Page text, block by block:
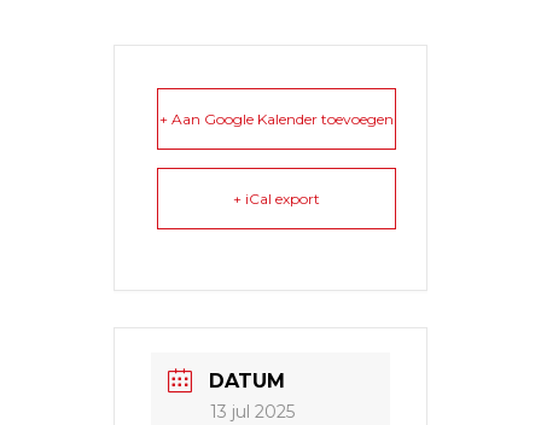
+ Aan Google Kalender toevoegen
+ iCal export
DATUM
13 jul 2025